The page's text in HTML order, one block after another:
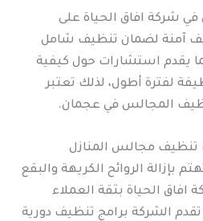
شركة افاق الحياة على
آمنة لضمان تنظيف شامل
يقدم استشارات حول كيفية
لفترة أطول، لذلك تعتبر
المجالس في عجمان.
تنظيف مجالس المنازل
بإزالة الروائح الكريهة والبقع
الحياة بثقة العملاء
الشركة برامج تنظيف دورية